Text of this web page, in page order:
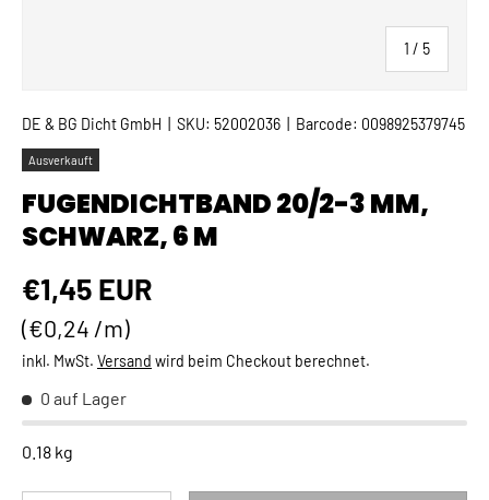
1 / von
5
DE & BG Dicht GmbH SKU: 52002036 Barcode: 0098925379745
Ausverkauft
FUGENDICHTBAND 20/2-3 MM,
SCHWARZ, 6 M
Normaler Preis
€1,45 EUR
Grundpreis
€0,24 /m
inkl. MwSt. Versand wird beim Checkout berechnet.
0 auf Lager
0.18 kg